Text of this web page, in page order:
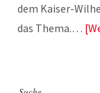
dem Kaiser-
das Thema.…